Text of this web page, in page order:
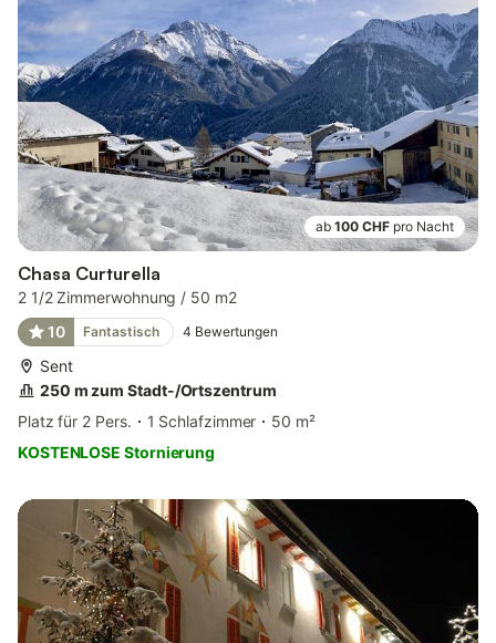
ab 100 CHF pro Nacht
Chasa Curturella
2 1/2 Zimmerwohnung / 50 m2
10
Fantastisch 4 Bewertungen
Sent
250 m zum Stadt-/Ortszentrum
Platz für 2 Pers.
1 Schlafzimmer
50 m²
KOSTENLOSE Stornierung